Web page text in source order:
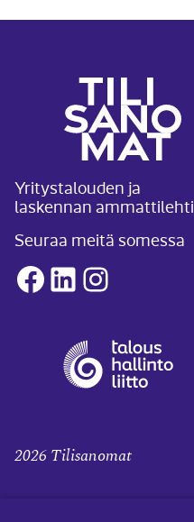
Yritystalouden ja
laskennan ammattilehti
Seuraa meitä somessa
Facebook
LinkedInInstagram
2026 Tilisanomat